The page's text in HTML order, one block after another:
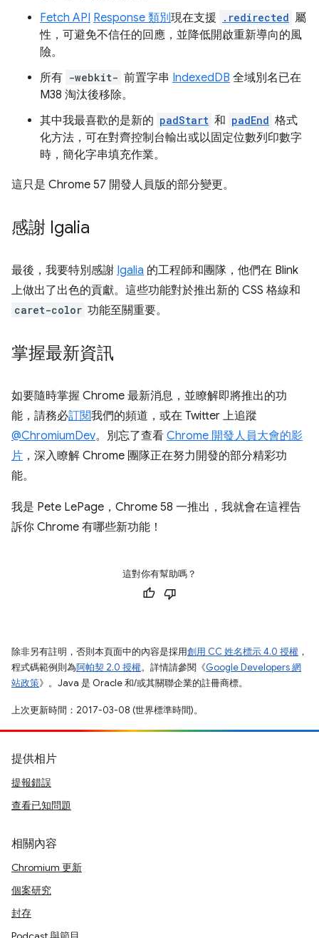
Fetch API Response 類別現在支援 .redirected 屬
性，可避免不信任的回應，並降低開啟重新導向的風
險。
所有 -webkit- 前置字串 IndexedDB 全域別名已在
M38 淘汰後移除。
其中我最喜歡的是新的 padStart 和 padEnd 格式
化方法，可在對齊控制台輸出或以固定位數列印數字
時，簡化字串填充作業。
這只是 Chrome 57 開發人員版的部分變更。
感謝 Igalia
最後，我要特別感謝 Igalia 的工程師和團隊，他們在 Blink
上做出了出色的貢獻。這些功能對於推出新的 CSS 格線和
caret-color 功能至關重要。
掌握最新資訊
如要隨時掌握 Chrome 最新消息，並瞭解即將推出的功
能，請務必訂閱我們的頻道，或在 Twitter 上追蹤
@ChromiumDev。別忘了查看 Chrome 開發人員大會的影
片 ，深入瞭解 Chrome 團隊正在努力開發的部分精彩功
能。
我是 Pete LePage，Chrome 58 一推出，我就會在這裡告
訴你 Chrome 有哪些新功能！
這對你有幫助嗎？
除非另有註明，否則本頁面中的內容是採用創用 CC 姓名標示 4.0 授權 ，
程式碼範例則為阿帕契 2.0 授權。詳情請參閱《Google Developers 網
站政策》。Java 是 Oracle 和/或其關聯企業的註冊商標。
上次更新時間：2017-03-08 (世界標準時間)。
提供相片
提報錯誤
查看已知問題
相關內容
Chromium 更新
個案研究
封存